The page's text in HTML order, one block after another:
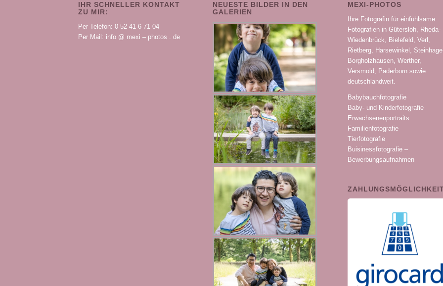
IHR SCHNELLER KONTAKT
ZU MIR:
Per Telefon: 0 52 41 6 71 04
Per Mail: info @ mexi – photos . de
NEUESTE BILDER IN DEN
GALERIEN
MEXI-PHOTOS
Ihre Fotografin für einfühlsame
Fotografien in Gütersloh, Rheda-
Wiedenbrück, Bielefeld, Verl,
Rietberg, Harsewinkel,
Borgholzhausen, Werther,
Versmold, Paderborn sowie
deutschlandweit.
Babybauchfotografie
Baby- und Kinderfotografie
Erwachsenenportraits
Familienfotografie
Tierfotografie
Buisinessfotografie –
Bewerbungsaufnahmen